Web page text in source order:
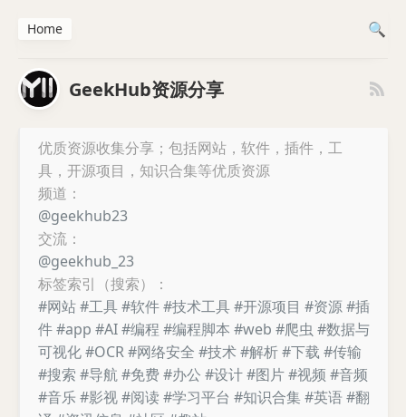
GeekHub资源分享
优质资源收集分享；包括网站，软件，插件，工
具，开源项目，知识合集等优质资源
频道：
@geekhub23
交流：
@geekhub_23
标签索引（搜索）：
#网站#工具#软件#技术工具#开源项目 #资源#插
件#app #AI#编程 #编程脚本 #web #爬虫 #数据与
可视化#OCR#网络安全 #技术#解析#下载 #传输
#搜索 #导航#免费#办公 #设计#图片#视频 #音频
#音乐#影视#阅读 #学习平台 #知识合集#英语#翻
Home